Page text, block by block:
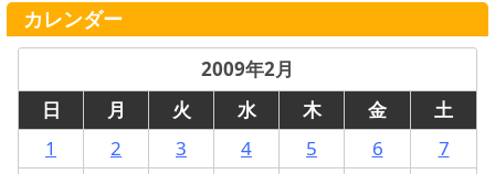
カレンダー
2009年2月
日
月 火 水 木 金
土
1
2 3 4 5 6
7